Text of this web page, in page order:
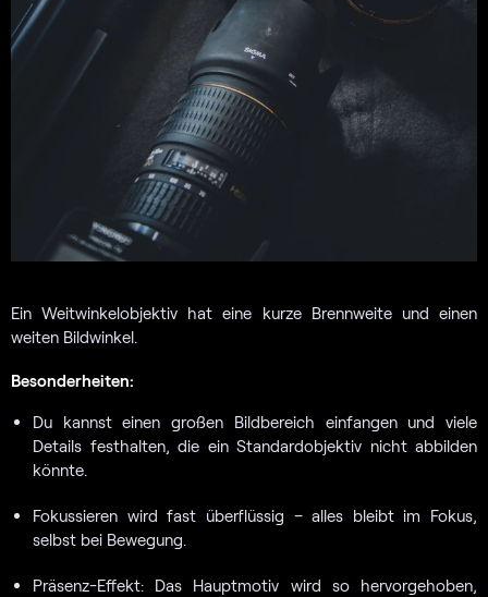
Ein Weitwinkelobjektiv hat eine kurze Brennweite und einen
weiten Bildwinkel.
Besonderheiten:
Du kannst einen großen Bildbereich einfangen und viele
Details festhalten, die ein Standardobjektiv nicht abbilden
könnte.
Fokussieren wird fast überflüssig – alles bleibt im Fokus,
selbst bei Bewegung.
Präsenz-Effekt: Das Hauptmotiv wird so hervorgehoben,